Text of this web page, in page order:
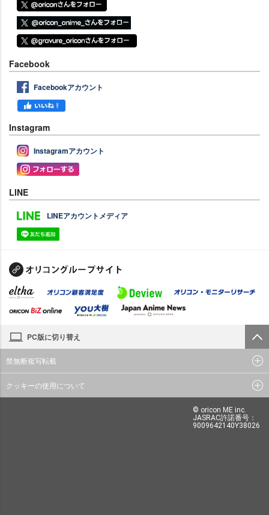
Facebook
Facebookアカウント
Instagram
Instagramアカウント
LINE
LINEアカウントメディア
PC版に切り替え
禁無断複写転載
クッキーの使用について
© oricon ME inc.
JASRAC許諾番号：
9009642140Y38026